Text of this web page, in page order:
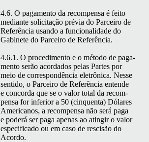
4.6. O paga­men­to da rec­om­pen­sa é feito
medi­ante solic­i­tação prévia do Par­ceiro de
Refer­ên­cia usan­do a fun­cional­i­dade do
Gabi­nete do Par­ceiro de Referência.
4.6.1. O pro­ced­i­men­to e o méto­do de paga­
men­to serão acor­da­dos pelas Partes por
meio de cor­re­spondên­cia eletrôni­ca. Nesse
sen­ti­do, o Par­ceiro de Refer­ên­cia entende
e con­cor­da que se o val­or total da rec­om­
pen­sa for infe­ri­or a 50 (cinquen­ta) Dólares
Amer­i­canos, a rec­om­pen­sa não será paga
e poderá ser paga ape­nas ao atin­gir o val­or
especi­fi­ca­do ou em caso de rescisão do
Acordo.